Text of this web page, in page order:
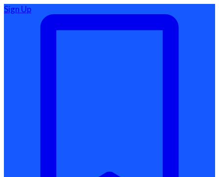
Sign Up